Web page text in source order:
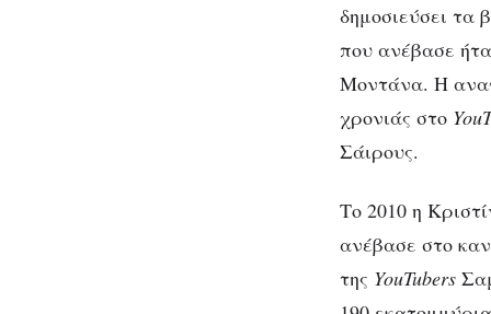
δημοσιεύσει τα
που ανέβασε
Μοντάνα. Η
χρονιάς στο
Σάιρους.
Το 2010 η
ανέβασε στο
της YouTubers